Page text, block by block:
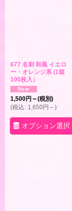
677 名刺 和風 イエロ
ー・オレンジ系 (1箱
100枚入）
1,500円 ～(税別)
(税込 : 1,650円 ～)
オプション選択